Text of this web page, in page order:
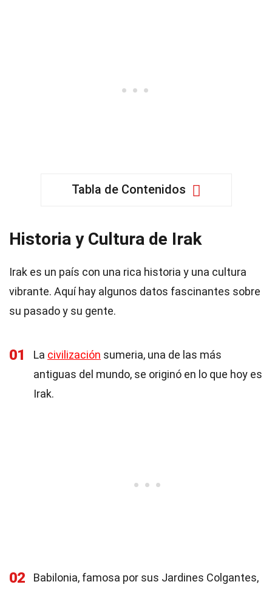
Tabla de Contenidos
Historia y Cultura de Irak
Irak es un país con una rica historia y una cultura
vibrante. Aquí hay algunos datos fascinantes sobre
su pasado y su gente.
01 La civilización sumeria, una de las más
antiguas del mundo, se originó en lo que hoy es
Irak.
02
Babilonia, famosa por sus Jardines Colgantes,